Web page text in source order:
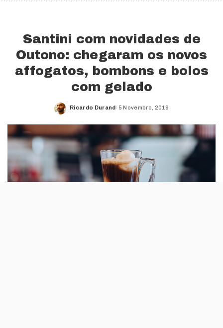
Santini com novidades de
Outono: chegaram os novos
affogatos, bombons e bolos
com gelado
Posted
Ricardo Durand 5 Novembro, 2019